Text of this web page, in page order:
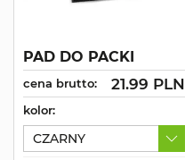
PAD DO PACKI
cena brutto: 21.99 PLN
kolor:
CZARNY